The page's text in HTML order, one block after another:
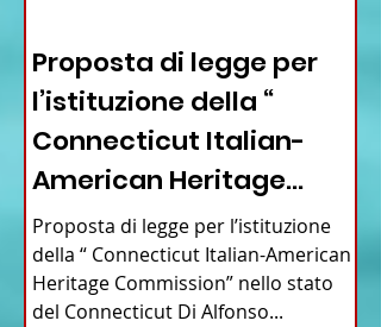
Proposta di legge per
l’istituzione della “
Connecticut Italian-
American Heritage
Commission” nello stato
del Connecticut
Proposta di legge per l’istituzione
della “ Connecticut Italian-American
Heritage Commission” nello stato
del Connecticut Di Alfonso...